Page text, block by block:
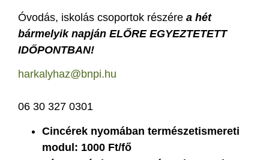
Óvodás, iskolás csoportok részére a hét
bármelyik napján ELŐRE EGYEZTETETT
IDŐPONTBAN!
harkalyhaz@bnpi.hu
06 30 327 0301
Cincérek nyomában természetismereti
modul: 1000 Ft/fő